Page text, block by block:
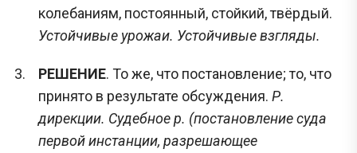
колебаниям, постоянный, стойкий, твёрдый.
Устойчивые урожаи. Устойчивые взгляды.
РЕШЕНИЕ. То же, что постановление; то, что
принято в результате обсуждения.Р.
дирекции. Судебное р. (постановление суда
первой инстанции, разрешающее